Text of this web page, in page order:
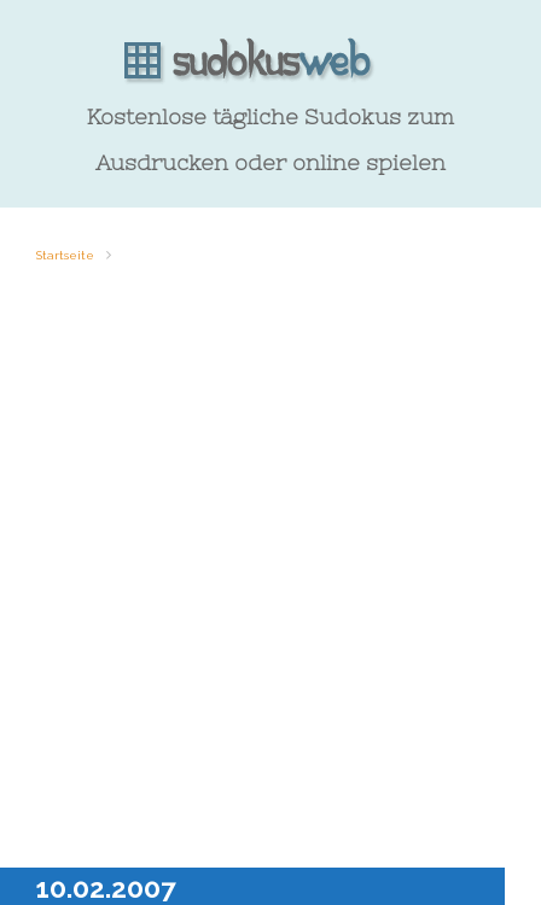
Kostenlose tägliche Sudokus zum
Ausdrucken oder online spielen
Startseite
10.02.2007